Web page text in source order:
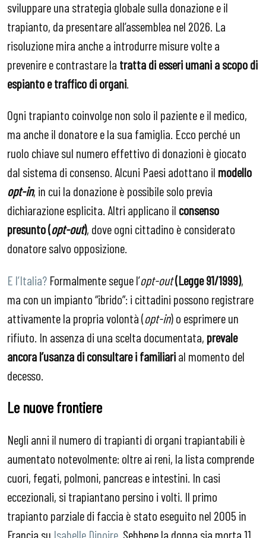
sviluppare una strategia globale sulla donazione e il
trapianto, da presentare all’assemblea nel 2026. La
risoluzione mira anche a introdurre misure volte a
prevenire e contrastare la tratta di esseri umani a scopo di
espianto e traffico di organi
Ogni trapianto coinvolge non solo il paziente e il medico,
ma anche il donatore e la sua famiglia. Ecco perché un
ruolo chiave sul numero effettivo di donazioni è giocato
dal sistema di consenso. Alcuni Paesi adottano il modello
opt-in, in cui la donazione è possibile solo previa
dichiarazione esplicita. Altri applicano il consenso
presunto (opt-out), dove ogni cittadino è considerato
donatore salvo opposizione.
E l’Italia? Formalmente segue l’opt-out(Legge 91/1999),
ma con un impianto“ibrido”: i cittadini possono registrare
attivamente la propria volontà (opt-in) o esprimere un
rifiuto. In assenza di una scelta documentata, prevale
ancora l’usanza diconsultare i familiarial momento del
decesso.
Le nuove frontiere
Negli anni il numero di trapianti di organi trapiantabili è
aumentato notevolmente: oltre ai reni, la lista comprende
cuori, fegati, polmoni, pancreas e intestini. In casi
eccezionali, si trapiantano persino i volti. Il primo
trapianto parziale di faccia è stato eseguito nel 2005 in
Francia su Isabelle Dinoire . Sebbene la donna sia morta 11